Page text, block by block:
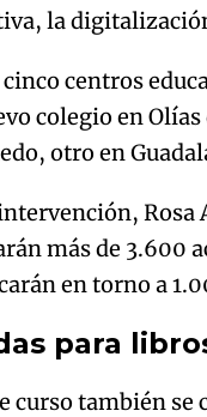
la
centros
colegio en
otro en
Rosa
más de 3.600
en torno a
para
curso también se